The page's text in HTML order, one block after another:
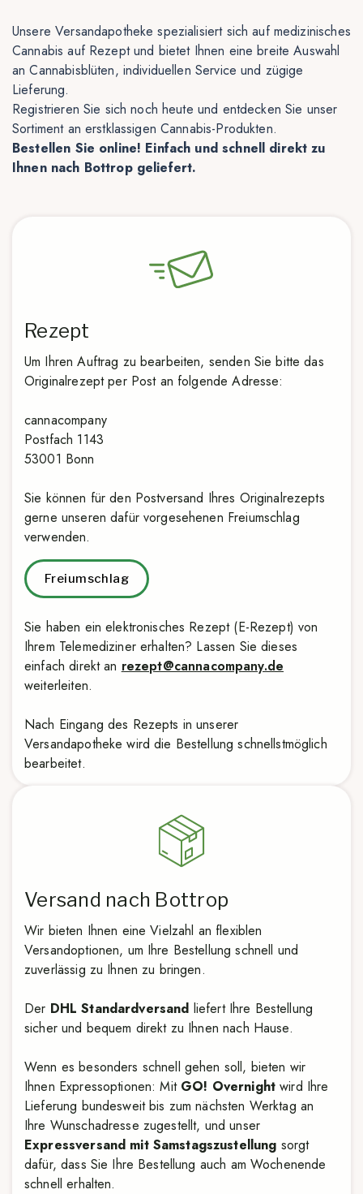
Unsere Versandapotheke spezialisiert sich auf medizinisches
Cannabis auf Rezept und bietet Ihnen eine breite Auswahl
an Cannabisblüten, individuellen Service und zügige
Lieferung.
Registrieren Sie sich noch heute und entdecken Sie unser
Sortiment an erstklassigen Cannabis-Produkten.
Bestellen Sie online! Einfach und schnell direkt zu
Ihnen nach Bottrop geliefert.
Rezept
Um Ihren Auftrag zu bearbeiten, senden Sie bitte das
Originalrezept per Post an folgende Adresse:
cannacompany
Postfach 1143
53001 Bonn
Sie können für den Postversand Ihres Originalrezepts
gerne unseren dafür vorgesehenen Freiumschlag
verwenden.
Freiumschlag
Sie haben ein elektronisches Rezept (E-Rezept) von
Ihrem Telemediziner erhalten? Lassen Sie dieses
einfach direkt an rezept@cannacompany.de
weiterleiten.
Nach Eingang des Rezepts in unserer
Versandapotheke wird die Bestellung schnellstmöglich
bearbeitet.
Versand nach Bottrop
Wir bieten Ihnen eine Vielzahl an flexiblen
Versandoptionen, um Ihre Bestellung schnell und
zuverlässig zu Ihnen zu bringen.
Der DHL Standardversand liefert Ihre Bestellung
sicher und bequem direkt zu Ihnen nach Hause.
Wenn es besonders schnell gehen soll, bieten wir
Ihnen Expressoptionen: Mit GO! Overnight wird Ihre
Lieferung bundesweit bis zum nächsten Werktag an
Ihre Wunschadresse zugestellt, und unser
Expressversand mit Samstagszustellung sorgt
dafür, dass Sie Ihre Bestellung auch am Wochenende
schnell erhalten.